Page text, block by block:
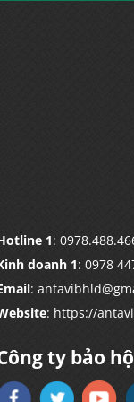
1:
doanh 1: 0978
:
: https://
ty bảo